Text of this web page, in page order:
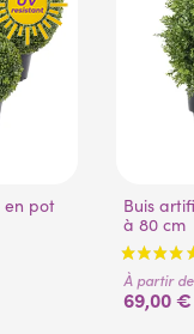
Buis artificiel boule pf de 33
à 80 cm
À partir de
69,00 €